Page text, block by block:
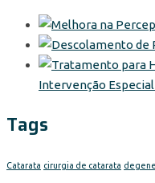
Intervenção
Tags
Catarata cirurgia de catarata